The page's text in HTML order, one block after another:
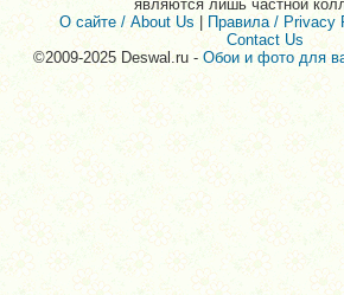
являются лишь частной
О сайте / About Us
Правила / Privacy
Contact Us
©2009-2025 Deswal.ru -Обои и фото для